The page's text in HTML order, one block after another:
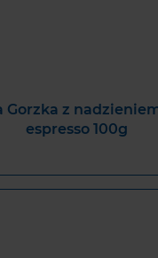
Gorzka z
espresso 100g